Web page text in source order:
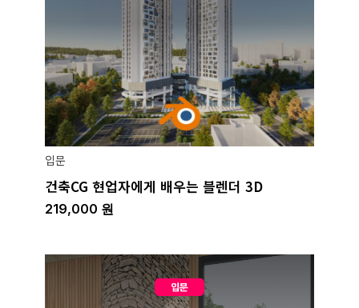
입문
건축CG 현업자에게 배우는 블렌더 3D
219,000 원